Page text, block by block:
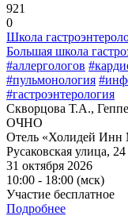
921
0
Школа
Большая школа
#аллергологов
#пульмонология
#гастроэнтерология
Скворцова Т.А.,
ОЧНО
Отель «Холидей Инн
Русаковская улица, 24
31 октября 2026
10:00 - 18:00 (мск)
Участие бесплатное
Подробнее